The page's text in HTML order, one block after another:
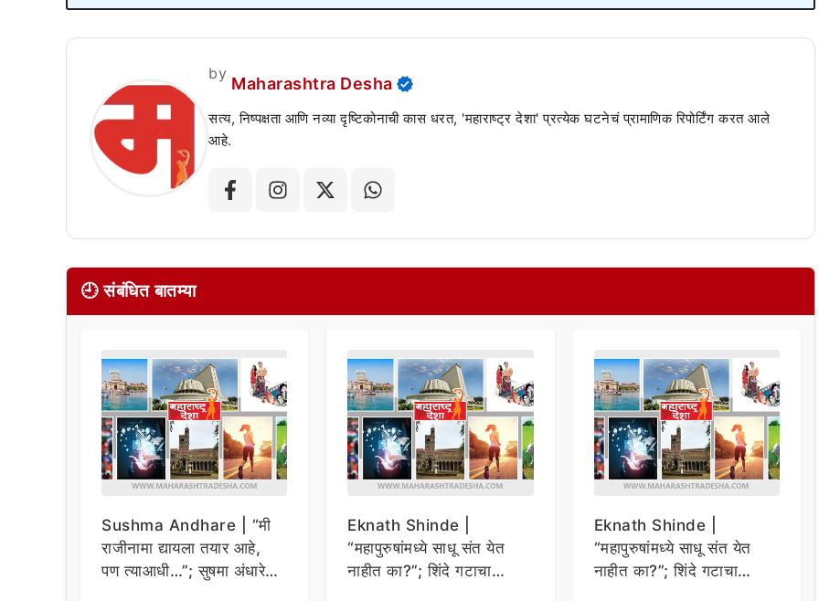
by
Maharashtra Desha
सत्य, निष्पक्षता आणि नव्या दृष्टिकोनाची कास धरत, 'महाराष्ट्र देशा' प्रत्येक घटनेचं प्रामाणिक रिपोर्टिंग करत आले
आहे.
🕘 संबंधित बातम्या
Sushma Andhare | “मी
राजीनामा द्यायला तयार आहे,
पण त्याआधी…”; सुषमा अंधारे
Eknath Shinde |
“महापुरुषांमध्ये साधू संत येत
नाहीत का?”; शिंदे गटाचा
Eknath Shinde |
“महापुरुषांमध्ये साधू संत येत
नाहीत का?”; शिंदे गटाचा